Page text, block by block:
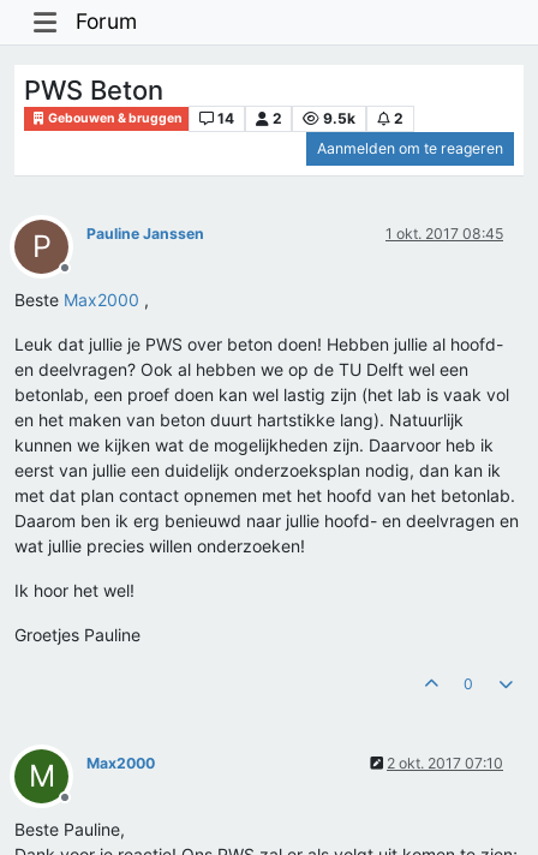
Forum
PWS Beton
Gebouwen & bruggen 14 2 9.5k
2
Aanmelden om te reageren
P
Offline
Pauline Janssen 1 okt. 2017 08:45
Beste Max2000 ,
Leuk dat jullie je PWS over beton doen! Hebben jullie al hoofd-
en deelvragen? Ook al hebben we op de TU Delft wel een
betonlab, een proef doen kan wel lastig zijn (het lab is vaak vol
en het maken van beton duurt hartstikke lang). Natuurlijk
kunnen we kijken wat de mogelijkheden zijn. Daarvoor heb ik
eerst van jullie een duidelijk onderzoeksplan nodig, dan kan ik
met dat plan contact opnemen met het hoofd van het betonlab.
Daarom ben ik erg benieuwd naar jullie hoofd- en deelvragen en
wat jullie precies willen onderzoeken!
Ik hoor het wel!
Groetjes Pauline
0
M
Offline
Max2000 2 okt. 2017 07:10
Beste Pauline,